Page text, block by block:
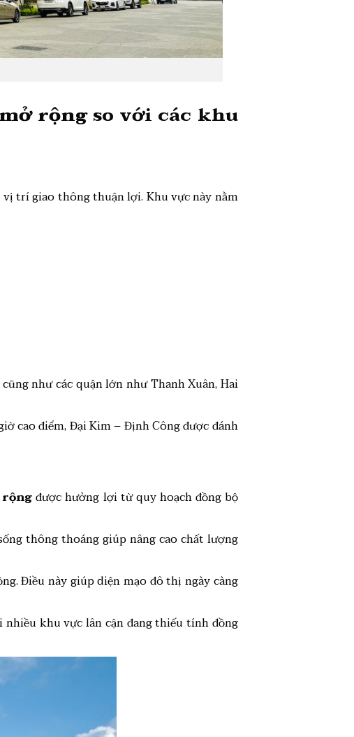
rộngso với các khu
trí giao thông thuận lợi. Khu vực này nằm
như các quận lớn như Thanh Xuân, Hai
cao điểm, Đại Kim – Định Công được đánh
được hưởng lợi từ quy hoạch đồng bộ
thông thoáng giúp nâng cao chất lượng
Điều này giúp diện mạo đô thị ngày càng
khu vực lân cận đang thiếu tính đồng